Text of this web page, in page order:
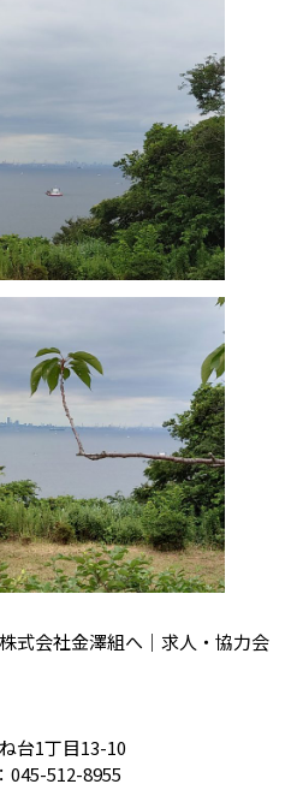
式会社金澤組へ｜求人・協力会
台1丁目13-10
045-512-8955